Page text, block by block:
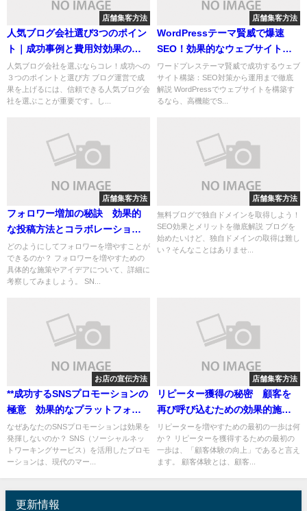
店舗集客方法
人気ブログ会社選び3つのポイン
ト｜成功事例と費用対効果の高
いプラン徹底解説
人気ブログ会社を選ぶならコレ！成功への
３つのポイントと選び方 ブログ運営で成
果を上げるには、信頼できる人気ブログ会
社を選ぶことが重要です。し...
店舗集客方法
WordPressテーマ賢威で爆速
SEO！効果的なウェブサイト構
築ガイド
ワードプレステーマ賢威で成功するウェブ
サイト構築：SEO対策から運用まで徹底
解説 WordPressでウェブサイトを構築す
るなら、高機能でS...
店舗集客方法
フォロワー増加の秘訣 効果的
な投稿方法とコラボレーション
の活用法
どのようにしてフォロワーを増やすことが
できるのか？ フォロワーを増やすための
具体的な施策やアイデアについて、詳細に
考察してみましょう。 SN...
店舗集客方法
無料ブログで独自ドメインを取得しよう！
SEO効果とメリットを徹底解説 ブログを
始めたいけど、独自ドメインの取得は難し
い？そんなことはありませ...
お店の宣伝方法
**成功するSNSプロモーションの
極意 効果的なプラットフォー
ム選びからターゲット戦略、予
算活用まで**
なぜあなたのSNSプロモーションは効果を
発揮しないのか？ SNS（ソーシャルネッ
トワーキングサービス）を活用したプロモ
ーションは、現代のマー...
店舗集客方法
リピーター獲得の秘密 顧客を
再び呼び込むための効果的施策
と体験提供のポイント
リピーターを増やすための最初の一歩は何
か？ リピーターを獲得するための最初の
一歩は、「顧客体験の向上」であると言え
ます。 顧客体験とは、顧客...
更新情報